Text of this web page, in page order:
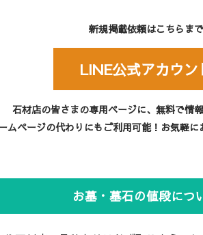
新規掲載依頼はこちらまで
LINE公式アカウン
石材店の皆さまの専用ページに、無料で情
ムページの代わりにもご利用可能！お気軽に
お墓・墓石の値段につ